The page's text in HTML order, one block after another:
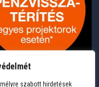
szabott hirdetések